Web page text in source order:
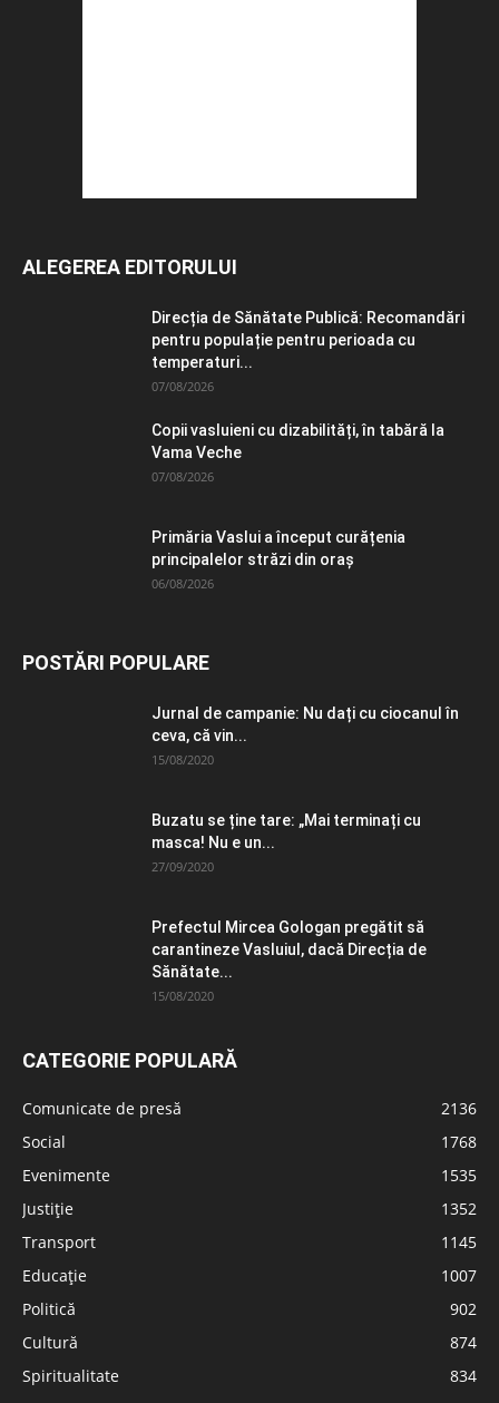
ALEGEREA EDITORULUI
Direcția de Sănătate Publică: Recomandări
pentru populație pentru perioada cu
temperaturi...
07/08/2026
Copii vasluieni cu dizabilități, în tabără la
Vama Veche
07/08/2026
Primăria Vaslui a început curățenia
principalelor străzi din oraș
06/08/2026
POSTĂRI POPULARE
Jurnal de campanie: Nu dați cu ciocanul în
ceva, că vin...
15/08/2020
Buzatu se ține tare: „Mai terminați cu
masca! Nu e un...
27/09/2020
Prefectul Mircea Gologan pregătit să
carantineze Vasluiul, dacă Direcția de
Sănătate...
15/08/2020
CATEGORIE POPULARĂ
Comunicate de presă
2136
Social
1768
Evenimente
1535
Justiție
1352
Transport
1145
Educație
1007
Politică
902
Cultură
874
Spiritualitate
834